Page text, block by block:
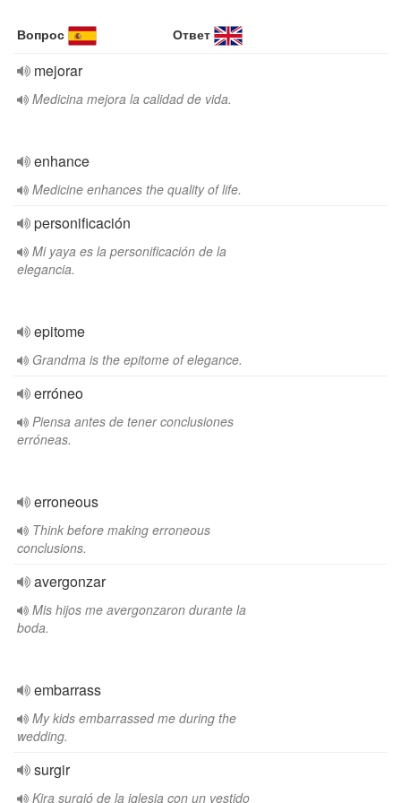
Вопрос Ответ
mejorar
Medicina mejora la calidad de vida.
enhance
Medicine enhances the quality of life.
personificación
Mi yaya es la personificación de la
elegancia.
epitome
Grandma is the epitome of elegance.
erróneo
Piensa antes de tener conclusiones
erróneas.
erroneous
Think before making erroneous
conclusions.
avergonzar
Mis hijos me avergonzaron durante la
boda.
embarrass
My kids embarrassed me during the
wedding.
surgir
Kira surgió de la iglesia con un vestido